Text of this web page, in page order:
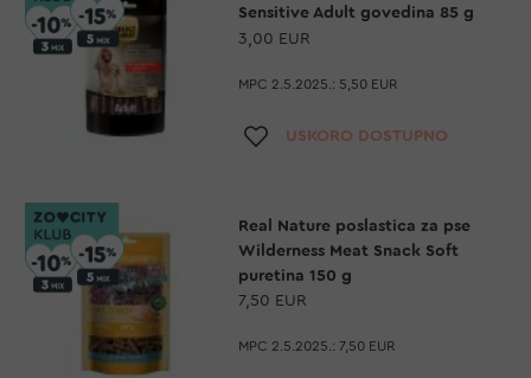
Sensitive Adult govedina 85 g
3,00 EUR
MPC 2.5.2025.: 5,50 EUR
Dodaj na listu želja
USKORO DOSTUPNO
Real Nature poslastica za pse
Wilderness Meat Snack Soft
puretina 150 g
7,50 EUR
MPC 2.5.2025.: 7,50 EUR